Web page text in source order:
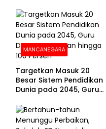
MANCANEGARA
Targetkan Masuk 20
Besar Sistem Pendidikan
Dunia pada 2045, Guru
100 Persen